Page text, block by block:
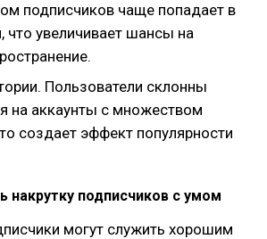
подписчиков чаще попадает в
что увеличивает шансы на
Пользователи склонны
на аккаунты с множеством
создает эффект популярности
накрутку подписчиков с умом
могут служить хорошим